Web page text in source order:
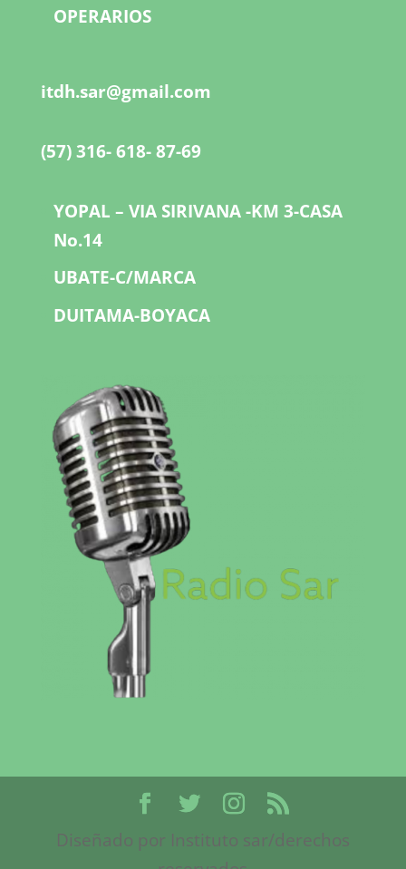
OPERARIOS
itdh.sar@gmail.com
(57) 316- 618- 87-69
YOPAL – VIA SIRIVANA -KM 3-CASA
No.14
UBATE-C/MARCA
DUITAMA-BOYACA
Diseñado por Instituto sar/derechos